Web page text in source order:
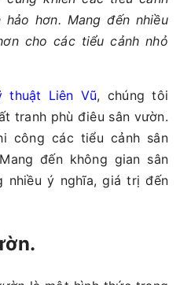
hơn. Mang đến nhiều
cho các tiểu cảnh nhỏ
thuật Liên Vũ, chúng tôi
tranh phù điêu sân vườn.
công các tiểu cảnh sân
đến không gian sân
nhiều ý nghĩa, giá trị đến